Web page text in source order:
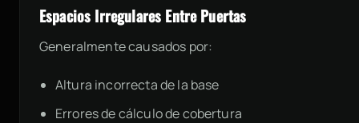
Espacios Irregulares Entre Puertas
Generalmente causados por:
Altura incorrecta de la base
Errores de cálculo de cobertura